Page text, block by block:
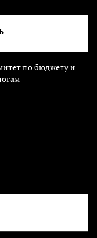
по бюджету и